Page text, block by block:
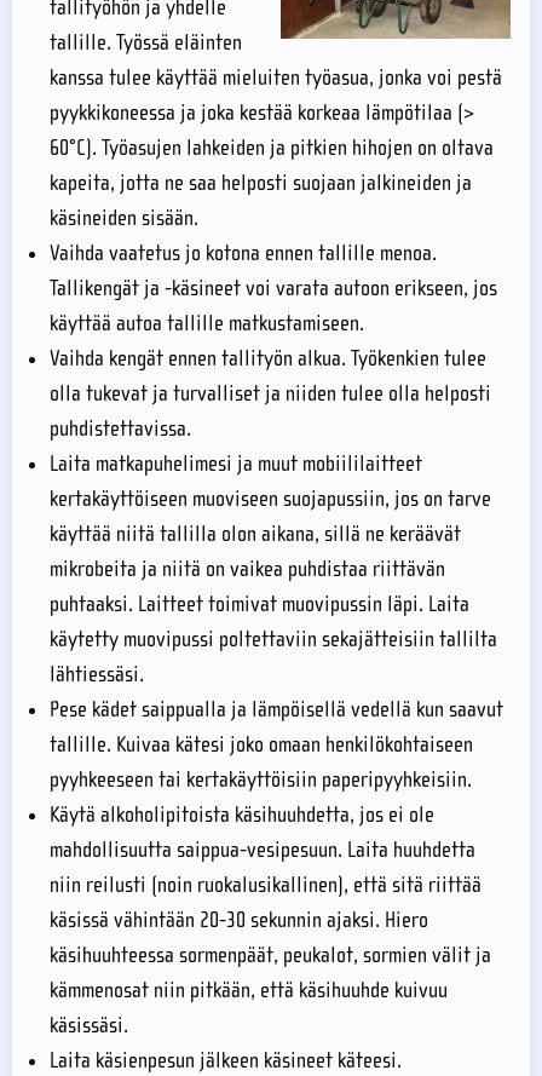
tallityöhön ja yhdelle
tallille. Työssä eläinten
kanssa tulee käyttää mieluiten työasua, jonka voi pestä
pyykkikoneessa ja joka kestää korkeaa lämpötilaa (>
60°C). Työasujen lahkeiden ja pitkien hihojen on oltava
kapeita, jotta ne saa helposti suojaan jalkineiden ja
käsineiden sisään.
Vaihda vaatetus jo kotona ennen tallille menoa.
Tallikengät ja -käsineet voi varata autoon erikseen, jos
käyttää autoa tallille matkustamiseen.
Vaihda kengät ennen tallityön alkua. Työkenkien tulee
olla tukevat ja turvalliset ja niiden tulee olla helposti
puhdistettavissa.
Laita matkapuhelimesi ja muut mobiililaitteet
kertakäyttöiseen muoviseen suojapussiin, jos on tarve
käyttää niitä tallilla olon aikana, sillä ne keräävät
mikrobeita ja niitä on vaikea puhdistaa riittävän
puhtaaksi. Laitteet toimivat muovipussin läpi. Laita
käytetty muovipussi poltettaviin sekajätteisiin tallilta
lähtiessäsi.
Pese kädet saippualla ja lämpöisellä vedellä kun saavut
tallille. Kuivaa kätesi joko omaan henkilökohtaiseen
pyyhkeeseen tai kertakäyttöisiin paperipyyhkeisiin.
Käytä alkoholipitoista käsihuuhdetta, jos ei ole
mahdollisuutta saippua-vesipesuun. Laita huuhdetta
niin reilusti (noin ruokalusikallinen), että sitä riittää
käsissä vähintään 20-30 sekunnin ajaksi. Hiero
käsihuuhteessa sormenpäät, peukalot, sormien välit ja
kämmenosat niin pitkään, että käsihuuhde kuivuu
käsissäsi.
Laita käsienpesun jälkeen käsineet käteesi.